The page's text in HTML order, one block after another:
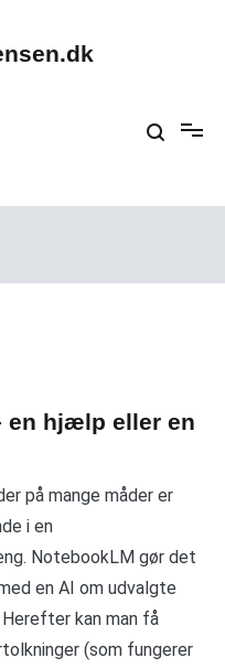
en hjælp eller en
på mange måder er
i en
NotebookLM gør det
en AI om udvalgte
kan man få
(som fungerer